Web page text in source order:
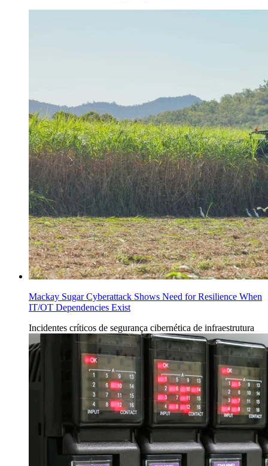
Mackay Sugar Cyberattack Shows Need for Resilience When
IT/OT Dependencies Exist
Incidentes críticos de segurança cibernética de infraestrutura